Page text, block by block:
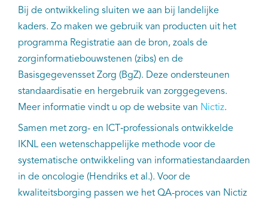
Bij de ontwikkeling sluiten we aan bij landelijke
kaders. Zo maken we gebruik van producten uit het
programma Registratie aan de bron, zoals de
zorginformatiebouwstenen (zibs) en de
Basisgegevensset Zorg (BgZ). Deze ondersteunen
standaardisatie en hergebruik van zorggegevens.
Meer informatie vindt u op de website van Nictiz.
Samen met zorg- en ICT‑professionals ontwikkelde
IKNL een wetenschappelijke methode voor de
systematische ontwikkeling van informatiestandaarden
in de oncologie (Hendriks et al.). Voor de
kwaliteitsborging passen we het QA-proces van Nictiz